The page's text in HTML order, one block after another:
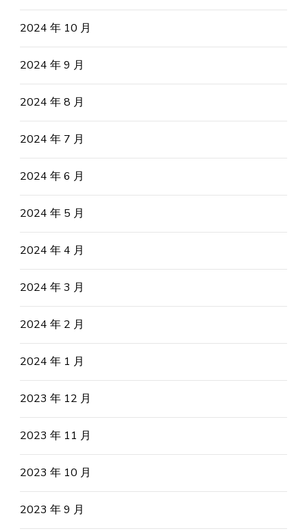
2024 年 10 月
2024 年 9 月
2024 年 8 月
2024 年 7 月
2024 年 6 月
2024 年 5 月
2024 年 4 月
2024 年 3 月
2024 年 2 月
2024 年 1 月
2023 年 12 月
2023 年 11 月
2023 年 10 月
2023 年 9 月